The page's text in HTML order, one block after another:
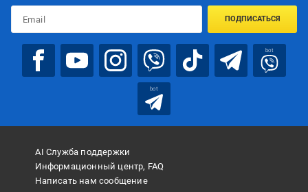
ПОДПИСАТЬСЯ
bot
bot
AI Служба поддержки
Информационный центр, FAQ
Написать нам сообщение